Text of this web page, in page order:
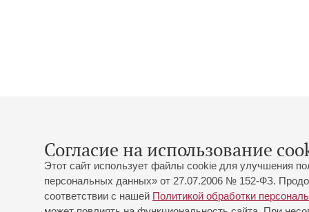
Согласие на использование
Этот сайт использует файлы cookie для улучшения
персональных данных» от 27.07.2006 № 152-ФЗ.
соответствии с нашей Политикой обработки